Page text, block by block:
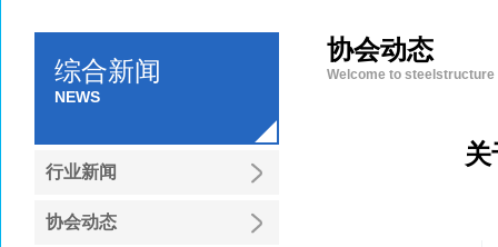
综合新闻
NEWS
行业新闻
协会动态
协会动态
Welcome to